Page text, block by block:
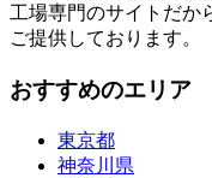
工場専門のサイトだか
ご提供しております。
おすすめのエリア
東京都
神奈川県